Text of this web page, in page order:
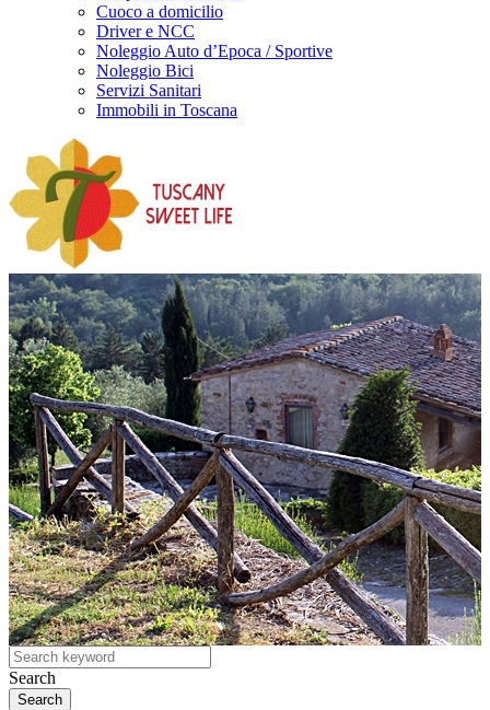
Cuoco a domicilio
Driver e NCC
Noleggio Auto d’Epoca / Sportive
Noleggio Bici
Servizi Sanitari
Immobili in Toscana
Search